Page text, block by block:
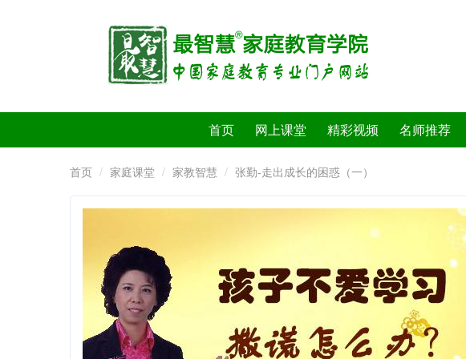
首页 网上课堂 精彩视频 名师推荐
首页 家庭课堂 家教智慧 张勤-走出成长的困惑（一）